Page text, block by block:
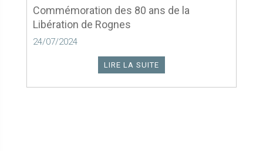
Commémoration des 80 ans de la
Libération de Rognes
24/07/2024
LIRE LA SUITE